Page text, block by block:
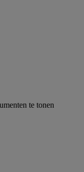
te tonen